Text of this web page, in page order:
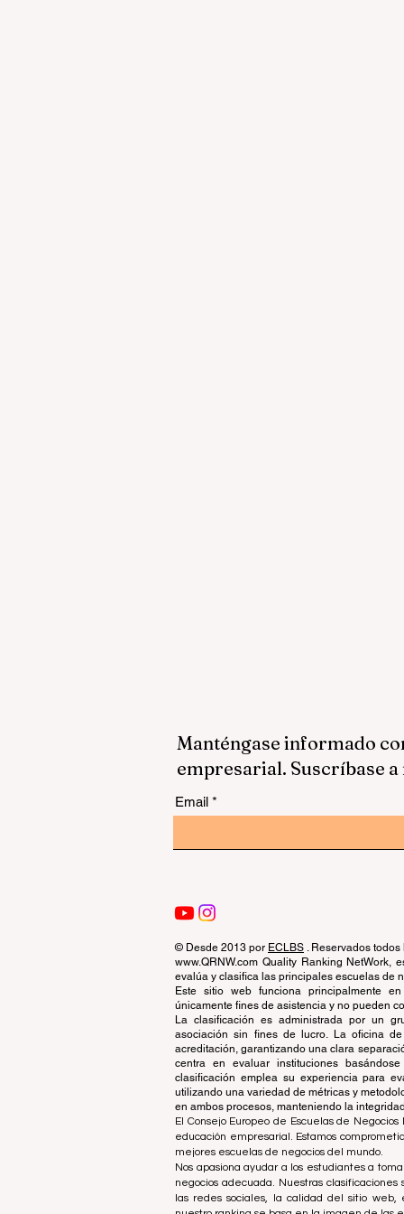
Manténgase informado
empresarial. Suscríbase
Email
© Desde 2013 por ECLBS . Reservados
www.QRNW.com Quality Ranking
evalúa y clasifica las principales escuelas de
Este sitio web funciona principalmente
únicamente fines de asistencia y no pueden
La clasificación es administrada por un
asociación sin fines de lucro. La oficina
acreditación, garantizando una clara
centra en evaluar instituciones
clasificación emplea su experiencia para
utilizando una variedad de métricas y
en ambos procesos, manteniendo la
El Consejo Europeo de Escuelas de
educación empresarial. Estamos
mejores escuelas de negocios del mundo.
Nos apasiona ayudar a los estudiantes a
negocios adecuada. Nuestras
las redes sociales, la calidad del sitio